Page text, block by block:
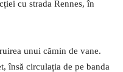
cu strada Rennes, în
unui cămin de vane.
însă circulația de pe banda